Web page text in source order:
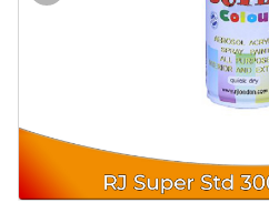
Kitchen
Hobbies